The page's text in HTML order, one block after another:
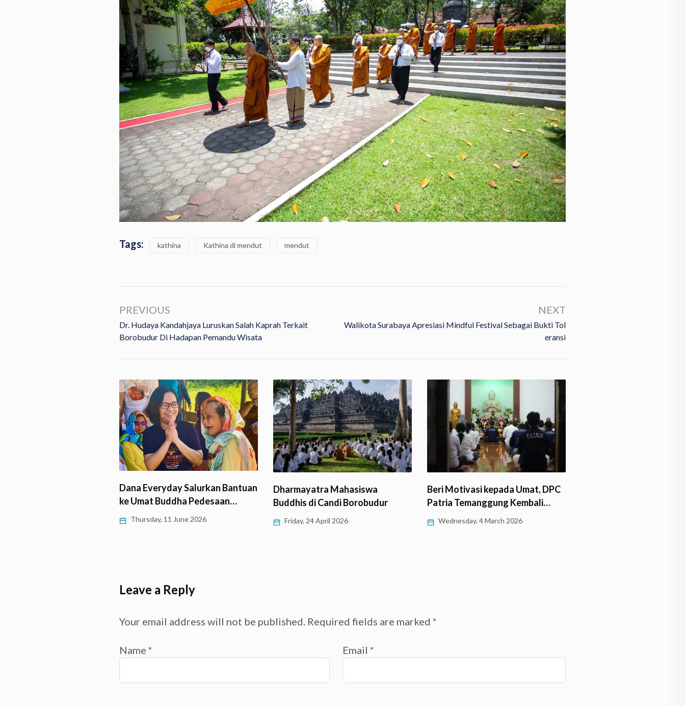
Tags: kathina Kathina di mendut mendut
PREVIOUS
Dr. Hudaya Kandahjaya Luruskan Salah Kaprah Terkait
Borobudur Di Hadapan Pemandu Wisata
NEXT
Walikota Surabaya Apresiasi Mindful Festival Sebagai Bukti Tol
Eransi
Dana Everyday Salurkan Bantuan
ke Umat Buddha Pedesaan…
Thursday, 11 June 2026
Dharmayatra Mahasiswa
Buddhis di Candi Borobudur
Friday, 24 April 2026
Beri Motivasi kepada Umat, DPC
Patria Temanggung Kembali…
Wednesday, 4 March 2026
Leave a Reply
Your email address will not be published. Required fields are marked *
Name * Email *